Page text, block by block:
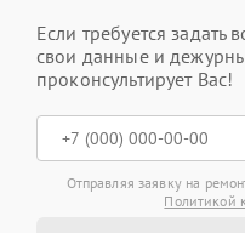
Если требуется задать
свои данные и
проконсультирует Вас!
Отправляя заявку на
Политикой